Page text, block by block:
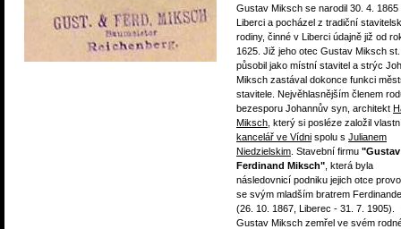
Gustav Miksch se narodil 30. 4. 1865
Liberci a pocházel z tradiční
rodiny, činné v Liberci údajně již od
1625. Již jeho otec Gustav Miksch st.
působil jako místní stavitel a strýc
Miksch zastával dokonce funkci
stavitele. Nejvěhlasnějším členem
bezesporu Johannův syn, architekt
Miksch , který si posléze založil
kancelář ve Vídni spolu s Julianem
Niedzielskim . Stavební firmu
Ferdinand Miksch" , která byla
následovnicí podniku jejich otce
se svým mladším bratrem
(26. 10. 1867, Liberec - 31. 7. 1905).
Gustav Miksch zemřel ve svém